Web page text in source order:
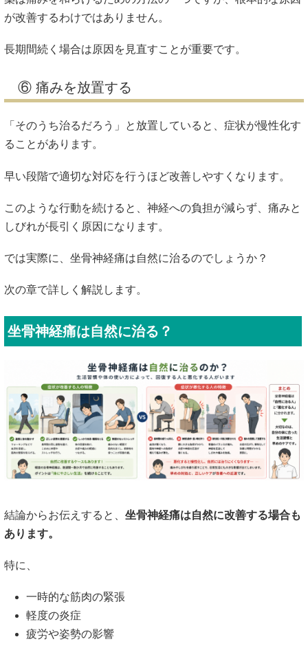
が改善するわけではありません。
長期間続く場合は原因を見直すことが重要です。
⑥ 痛みを放置する
「そのうち治るだろう」と放置していると、症状が慢性化す
ることがあります。
早い段階で適切な対応を行うほど改善しやすくなります。
このような行動を続けると、神経への負担が減らず、痛みと
しびれが長引く原因になります。
では実際に、坐骨神経痛は自然に治るのでしょうか？
次の章で詳しく解説します。
坐骨神経痛は自然に治る？
結論からお伝えすると、 坐骨神経痛は自然に改善する場合も
あります。
特に、
一時的な筋肉の緊張
軽度の炎症
疲労や姿勢の影響